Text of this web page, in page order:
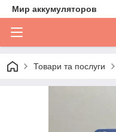
Мир аккумуляторов
Товари та послуги